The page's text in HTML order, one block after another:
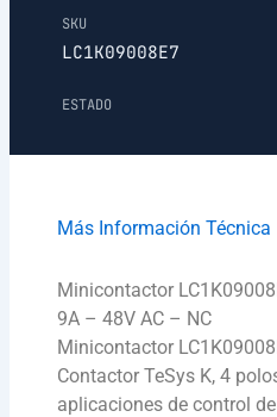
SKU
LC1K09008E7
ESTADO
Más Información Técnica
Minicontactor
9A – 48V AC – NC
Minicontactor
Contactor TeSys K, 4
aplicaciones de control